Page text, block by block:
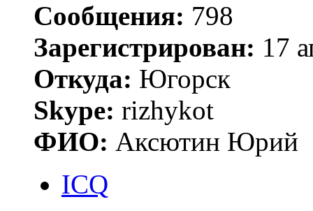
Сообщения: 798
Зарегистрирован: 17
Откуда: Югорск
Skype: rizhykot
ФИО: Аксютин Юрий
ICQ